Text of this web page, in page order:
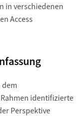
in verschiedenen
Access
dem
identifizierte
Perspektive